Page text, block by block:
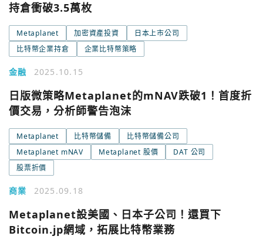
持倉衝破3.5萬枚
Metaplanet 加密資產投資
日本上市公司
比特幣企業持倉
企業比特幣策略
金融 2025.10.15
日版微策略Metaplanet的mNAV跌破1！首度折
價交易，分析師警告泡沫
Metaplanet 比特幣儲備
比特幣儲備公司
Metaplanet mNAV
Metaplanet 股價
DAT 公司
股票折價
商業 2025.09.18
Metaplanet設美國、日本子公司！還買下
Bitcoin.jp網域，拓展比特幣業務